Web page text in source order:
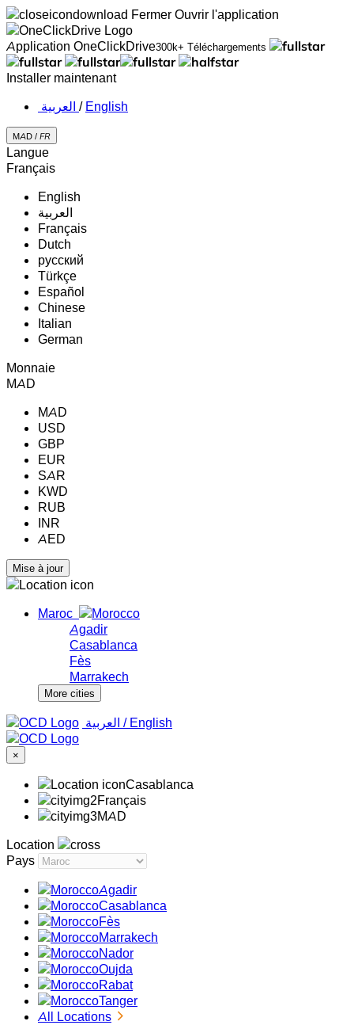
Fermer Ouvrir l'application
Application OneClickDrive300k+ Téléchargements
Installer maintenant
‏العربية ‏ / English
MAD / FR
Langue
Français
English
‏العربية‏
Français
Dutch
русский
Türkçe
Español
Chinese
Italian
German
Monnaie
MAD
MAD
USD
GBP
EUR
SAR
KWD
RUB
INR
AED
Maroc
Agadir
Casablanca
Fès
Marrakech
More cities
‏العربية ‏ / English
×
Casablanca
Français
MAD
Location
Pays
Agadir
Casablanca
Fès
Marrakech
Nador
Oujda
Rabat
Tanger
All Locations